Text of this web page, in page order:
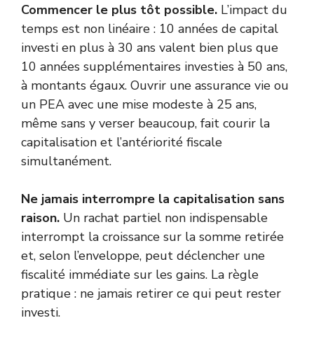
Commencer le plus tôt possible. L’impact du
temps est non linéaire : 10 années de capital
investi en plus à 30 ans valent bien plus que
10 années supplémentaires investies à 50 ans,
à montants égaux. Ouvrir une assurance vie ou
un PEA avec une mise modeste à 25 ans,
même sans y verser beaucoup, fait courir la
capitalisation et l’antériorité fiscale
simultanément.
Ne jamais interrompre la capitalisation sans
raison. Un rachat partiel non indispensable
interrompt la croissance sur la somme retirée
et, selon l’enveloppe, peut déclencher une
fiscalité immédiate sur les gains. La règle
pratique : ne jamais retirer ce qui peut rester
investi.